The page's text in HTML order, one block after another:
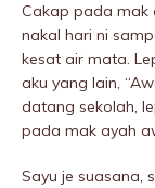
Cakap pada mak
nakal hari ni
kesat air mata.
aku yang lain,
datang sekolah,
pada mak ayah
Sayu je suasana,